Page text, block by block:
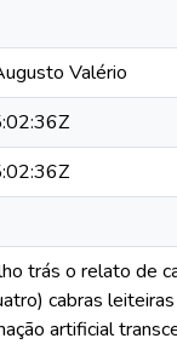
Valério
trás o relato de
cabras
artificial